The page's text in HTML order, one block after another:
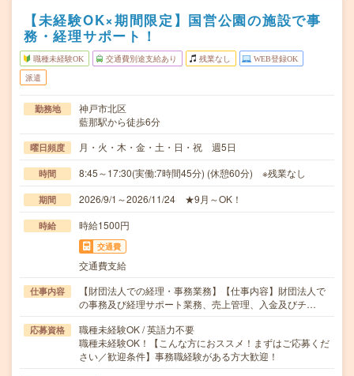
【未経験OK×期間限定】国営公園の施設で事
務・経理サポート！
職種未経験OK 交通費別途支給あり 残業なし WEB登録OK
派遣
勤務地
神戸市北区
藍那駅から徒歩6分
曜日頻度 月・火・木・金・土・日・祝 週5日
時間 8:45～17:30(実働:7時間45分) (休憩60分) ※残業なし
期間 2026/9/1～2026/11/24 ★9月～OK！
時給 時給1500円
交通費
交通費支給
仕事内容
【財団法人での経理・事務業務】【仕事内容】財団法人で
の事務及び経理サポート業務、売上管理、入金及びチ…
応募資格
職種未経験OK / 英語力不要
職種未経験OK！【こんな方におススメ！まずはご応募くだ
さい／歓迎条件】事務職経験がある方大歓迎！